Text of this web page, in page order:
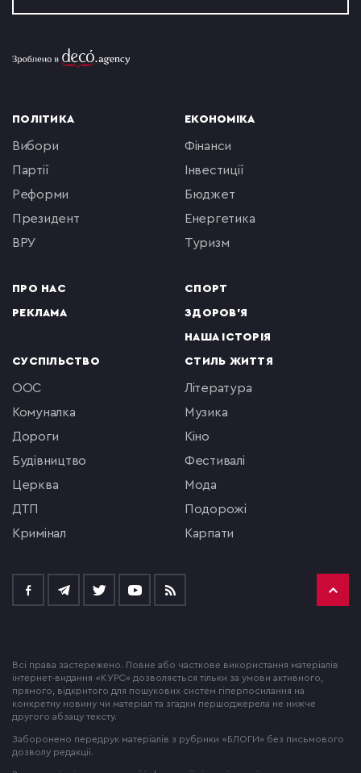
ПОЛІТИКА
вибори
партії
реформи
президент
ВРУ
ПРО НАС
РЕКЛАМА
ЕКОНОМІКА
фінанси
інвестиції
бюджет
енергетика
туризм
СПОРТ
ЗДОРОВ'Я
НАША ІСТОРІЯ
СУСПІЛЬСТВО
ООС
комуналка
Дороги
будівництво
церква
ДТП
кримінал
СТИЛЬ ЖИТТЯ
література
музика
кіно
фестивалі
мода
подорожі
Карпати
Всі права застережено. Повне або часткове використання матеріалів
інтернет-видання «КУРС» дозволяється тільки за умови активного,
прямого, відкритого для пошукових систем гіперпосилання на
конкретну новину чи матеріал та згадки першоджерела не нижче
другого абзацу тексту.
Заборонено передрук матеріалів з рубрики «БЛОГИ» без письмового
дозволу редакції.